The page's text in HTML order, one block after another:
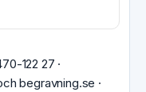
122 27 ·
begravning.se ·